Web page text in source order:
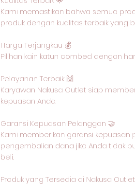
Kami memastikan bahwa semua
produk dengan kualitas terbaik yang
Harga Terjangkau 💰
Pilihan kain katun combed dengan
Pelayanan Terbaik 🙌
Karyawan Nakusa Outlet siap
kepuasan Anda.
Garansi Kepuasan Pelanggan 🤝
Kami memberikan garansi
pengembalian dana jika Anda tidak
beli.
Produk yang Tersedia di Nakusa Outlet